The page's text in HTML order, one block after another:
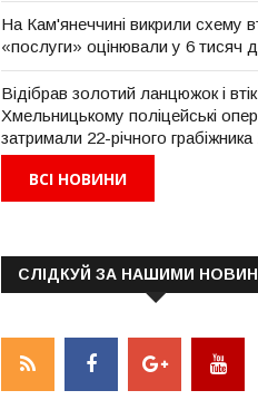
На Кам'янеччині викрили схему
«послуги» оцінювали у 6 тисяч
Відібрав золотий ланцюжок і
Хмельницькому поліцейські
затримали 22-річного грабіжника
ВСІ НОВИНИ
СЛІДКУЙ ЗА НАШИМИ